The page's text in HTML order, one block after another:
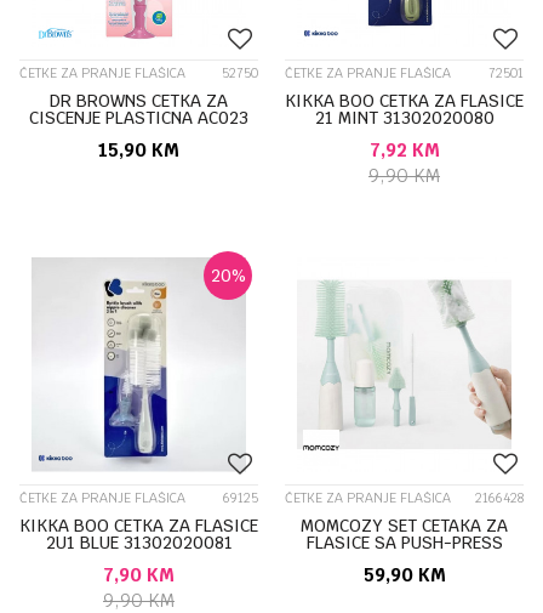
ČETKE ZA PRANJE FLAŠICA 52750
DR BROWNS CETKA ZA
CISCENJE PLASTICNA AC023
15,90 KM
ČETKE ZA PRANJE FLAŠICA 72501
KIKKA BOO CETKA ZA FLASICE
21 MINT 31302020080
7,92 KM
9,90KM
20%
ČETKE ZA PRANJE FLAŠICA 69125
KIKKA BOO CETKA ZA FLASICE
2U1 BLUE 31302020081
7,90 KM
9,90KM
ČETKE ZA PRANJE FLAŠICA 2166428
MOMCOZY SET CETAKA ZA
FLASICE SA PUSH-PRESS
GE12NB-A LS002
59,90 KM